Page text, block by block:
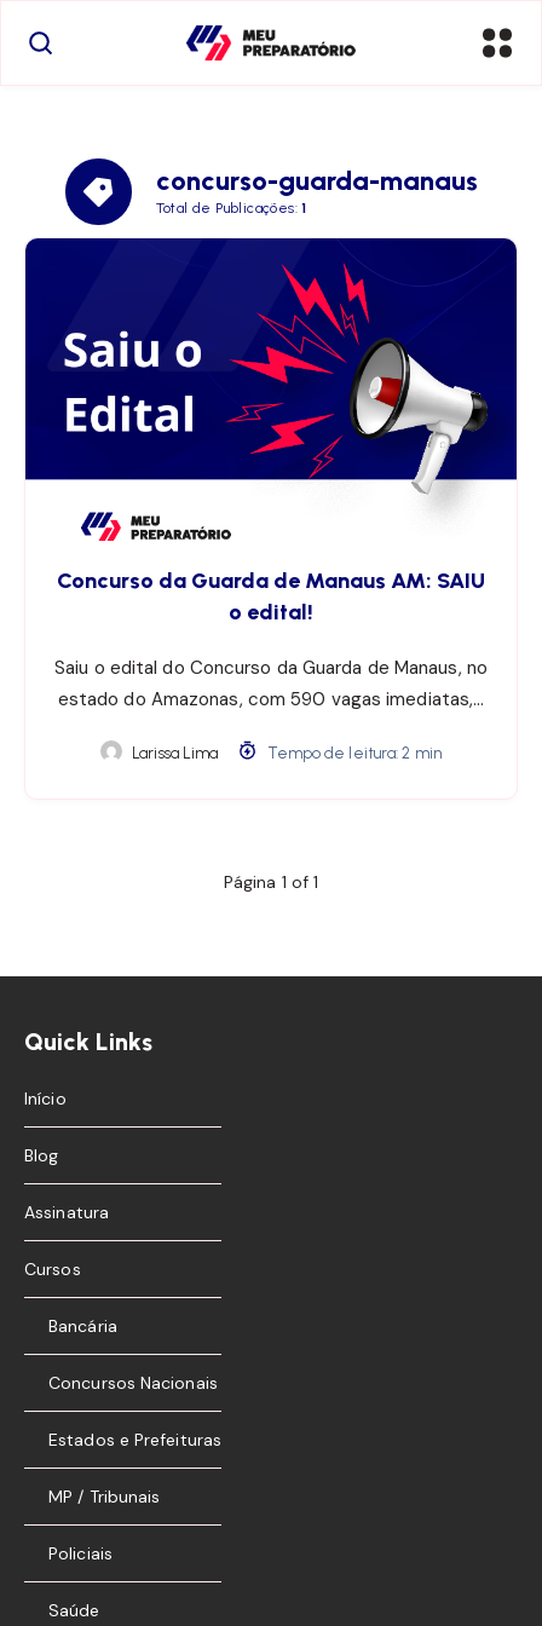
concurso-guarda-manaus
Total de Publicações:1
Concurso da Guarda de Manaus AM: SAIU
o edital!
Saiu o edital do Concurso da Guarda de Manaus, no
estado do Amazonas, com 590 vagas imediatas,…
Larissa Lima Tempo de leitura: 2 min
Página 1 of 1
Quick Links
Início
Blog
Assinatura
Cursos
Bancária
Concursos Nacionais
Estados e Prefeituras
MP / Tribunais
Policiais
Saúde